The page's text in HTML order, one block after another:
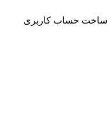
ساخت حساب کاربری